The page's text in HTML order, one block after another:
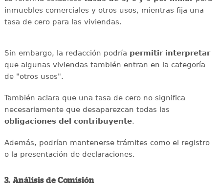
inmuebles comerciales y otros usos, mientras fija una
tasa de cero para las viviendas.
Sin embargo, la redacción podría permitir interpretar
que algunas viviendas también entran en la categoría
de "otros usos".
También aclara que una tasa de cero no significa
necesariamente que desaparezcan todas las
obligaciones del contribuyente.
Además, podrían mantenerse trámites como el registro
o la presentación de declaraciones.
3. Análisis de Comisión